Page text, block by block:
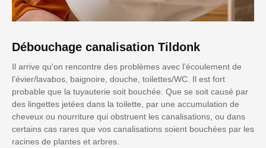
Débouchage canalisation Tildonk
Il arrive qu'on rencontre des problèmes avec l’écoulement de
l’évier/lavabos, baignoire, douche, toilettes/WC. Il est fort
probable que la tuyauterie soit bouchée. Que se soit causé par
des lingettes jetées dans la toilette, par une accumulation de
cheveux ou nourriture qui obstruent les canalisations, ou dans
certains cas rares que vos canalisations soient bouchées par les
racines de plantes et arbres.